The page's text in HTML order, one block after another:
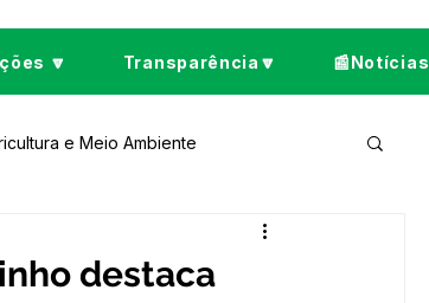
🔽 Transparência🔽 📰Notícias
e Meio Ambiente
Social
destaca